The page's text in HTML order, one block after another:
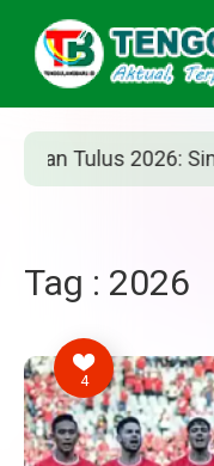
Tulus 2026: Simak
Tag : 2026
4